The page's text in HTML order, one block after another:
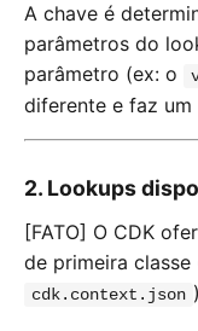
A chave é
parâmetros do
parâmetro (ex: o
diferente e faz
2. Lookups
[FATO] O CDK
de primeira
cdk.context.json